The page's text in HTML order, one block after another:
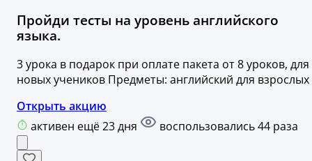
Пройди тесты на уровень английского
языка.
3 урока в подарок при оплате пакета от 8 уроков, для
новых учеников Предметы: английский для взрослых
Открыть акцию
активен ещё 23 дня
воспользовались 44 раза